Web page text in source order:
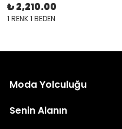
₺ 2,210.00
1 RENK 1 BEDEN
Moda Yolculuğu
Senin Alanın